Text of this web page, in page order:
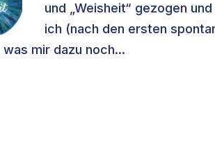
und „Weisheit“ gezogen
ich (nach den ersten
mir dazu noch...